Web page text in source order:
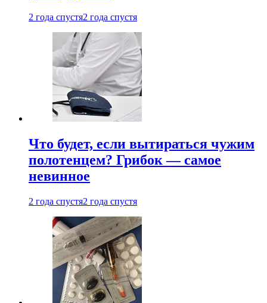
2 года спустя2 года спустя
Что будет, если вытираться чужим
полотенцем? Грибок — самое
невинное
2 года спустя2 года спустя